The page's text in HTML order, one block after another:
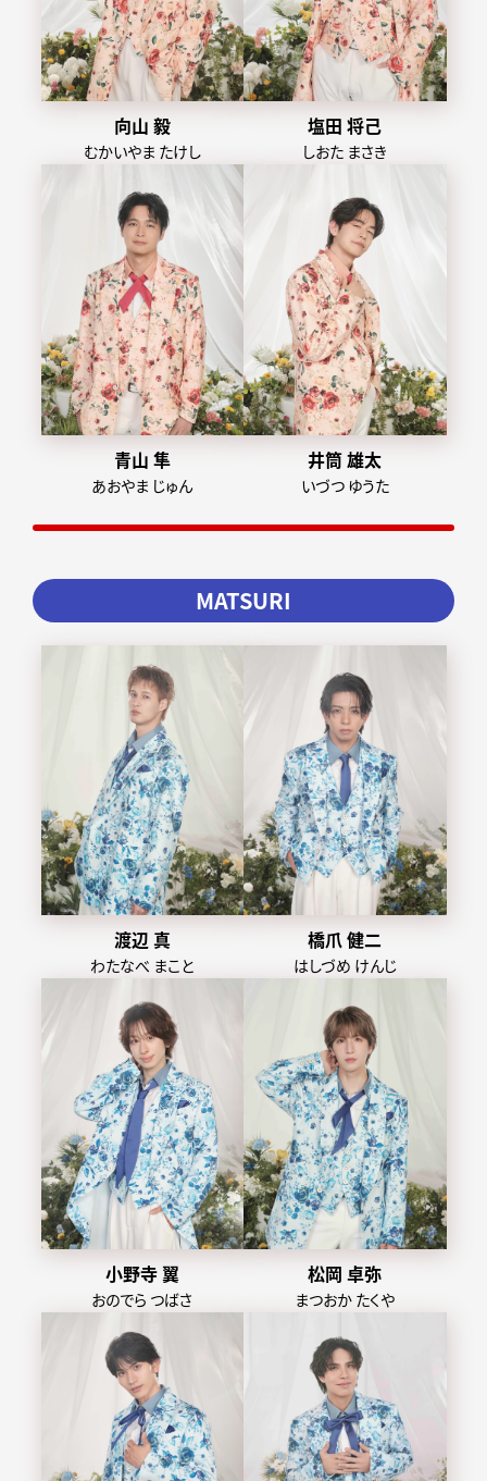
向山 毅
むかいやま たけし
塩田 将己
しおた まさき
青山 隼
あおやま じゅん
井筒 雄太
いづつ ゆうた
MATSURI
渡辺 真
わたなべ まこと
橋爪 健二
はしづめ けんじ
小野寺 翼
おのでら つばさ
松岡 卓弥
まつおか たくや